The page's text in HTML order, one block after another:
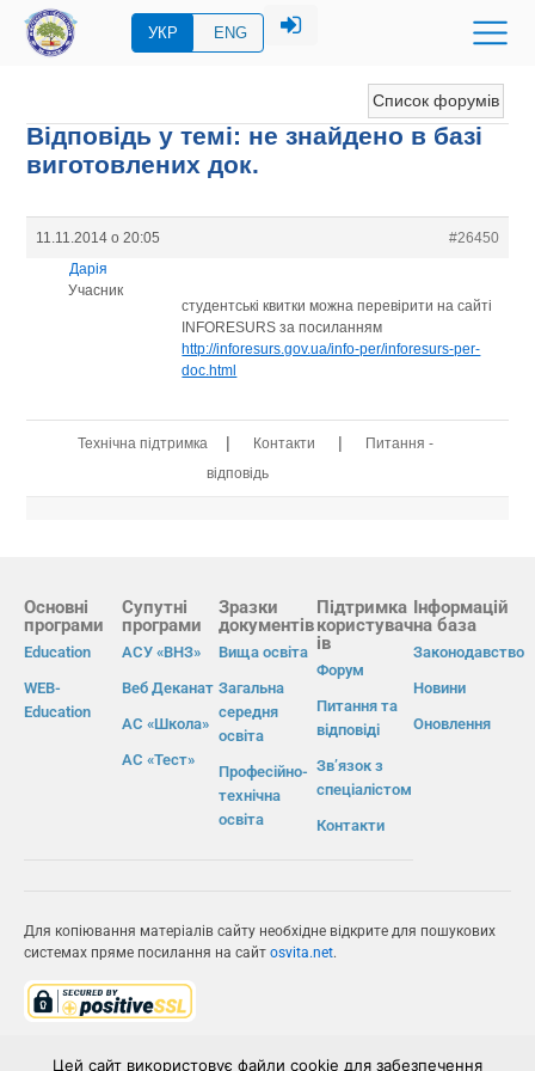
УКР ENG
Список форумів
Відповідь у темі: не знайдено в базі
виготовлених док.
11.11.2014 о 20:05
#26450
Дарія
Учасник
студентські квитки можна перевірити на сайті
INFORESURS за посиланням
http://inforesurs.gov.ua/info-per/inforesurs-per-
doc.html
Технічна підтримка | Контакти |
Питання -
відповідь
Основні
програми
Education
WEB-
Education
Супутні
програми
АСУ «ВНЗ»
Веб Деканат
АС «Школа»
АС «Тест»
Зразки
документів
Вища освіта
Загальна
середня
освіта
Професійно-
технічна
освіта
Підтримка
користувач
ів
Форум
Питання та
відповіді
Зв’язок з
спеціалістом
Контакти
Інформацій
на база
Законодавство
Новини
Оновлення
Для копіювання матеріалів сайту необхідне відкрите для пошукових
системах пряме посилання на сайт osvita.net.
Цей сайт використовує файли cookie для забезпечення